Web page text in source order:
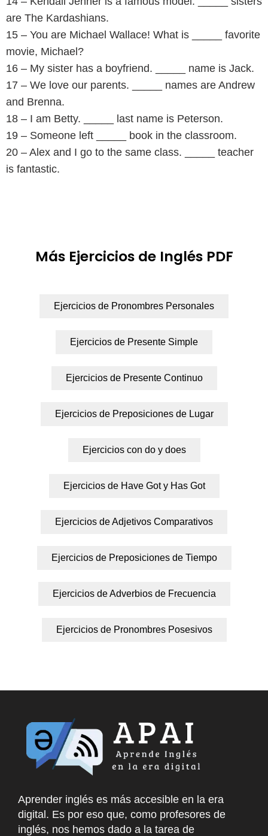
are The Kardashians.
15 – You are Michael Wallace! What is _____ favorite
movie, Michael?
16 – My sister has a boyfriend. _____ name is Jack.
17 – We love our parents. _____ names are Andrew
and Brenna.
18 – I am Betty. _____ last name is Peterson.
19 – Someone left _____ book in the classroom.
20 – Alex and I go to the same class. _____ teacher
is fantastic.
Más Ejercicios de Inglés PDF
Ejercicios de Pronombres Personales
Ejercicios de Presente Simple
Ejercicios de Presente Continuo
Ejercicios de Preposiciones de Lugar
Ejercicios con do y does
Ejercicios de Have Got y Has Got
Ejercicios de Adjetivos Comparativos
Ejercicios de Preposiciones de Tiempo
Ejercicios de Adverbios de Frecuencia
Ejercicios de Pronombres Posesivos
Aprender inglés es más accesible en la era
digital. Es por eso que, como profesores de
inglés, nos hemos dado a la tarea de